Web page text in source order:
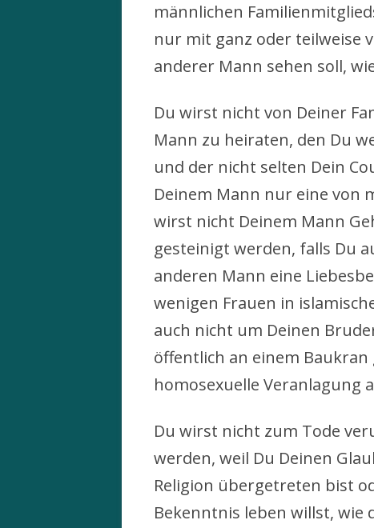
männlichen
nur mit ganz oder teilweise
anderer Mann sehen soll,
Du wirst nicht von Deiner
Mann zu heiraten, den Du
und der nicht selten Dein
Deinem Mann nur eine von
wirst nicht Deinem Mann
gesteinigt werden, falls Du
anderen Mann eine
wenigen Frauen in
auch nicht um Deinen
öffentlich an einem
homosexuelle Veranlagung
Du wirst nicht zum Tode
werden, weil Du Deinen
Religion übergetreten bist
Bekenntnis leben willst, wie